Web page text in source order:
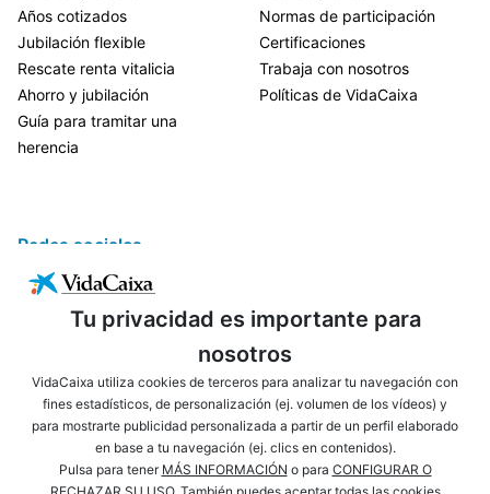
Tu privacidad es importante para
nosotros
VidaCaixa utiliza cookies de terceros para analizar tu navegación con
fines estadísticos, de personalización (ej. volumen de los vídeos) y
para mostrarte publicidad personalizada a partir de un perfil elaborado
en base a tu navegación (ej. clics en contenidos).
Pulsa para tener MÁS INFORMACIÓN o para CONFIGURAR O
Años cotizados
Jubilación flexible
Rescate renta vitalicia
Ahorro y jubilación
Guía para tramitar una
herencia
Normas de participación
Certificaciones
Trabaja con nosotros
Políticas de VidaCaixa
Redes sociales
ENLACES DE INTERÉS AVISO LEGAL
PRIVACIDAD POLÍTICA DE COOKIES